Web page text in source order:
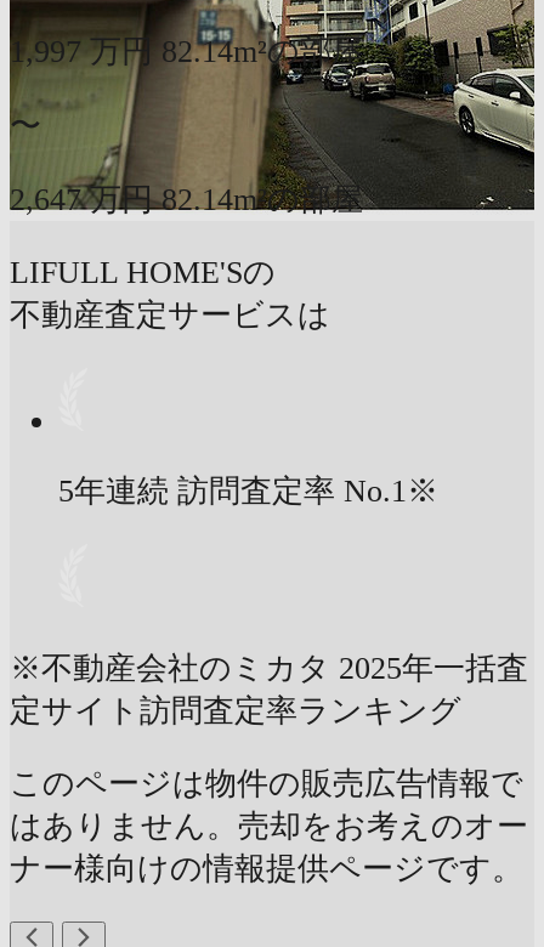
1,997 万円 82.14m²の部屋
〜
2,647 万円 82.14m²の部屋
LIFULL HOME'Sの
不動産査定サービスは
5年連続 訪問査定率 No.1※
※不動産会社のミカタ 2025年一括査
定サイト訪問査定率ランキング
このページは物件の販売広告情報で
はありません。売却をお考えのオー
ナー様向けの情報提供ページです。